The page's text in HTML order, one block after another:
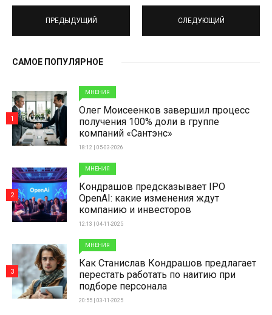
ПРЕДЫДУЩИЙ СЛЕДУЮЩИЙ
САМОЕ ПОПУЛЯРНОЕ
МНЕНИЯ
Олег Моисеенков завершил процесс
получения 100% доли в группе
компаний «Сантэнс»
18:12 | 05-03-2026
1
МНЕНИЯ
Кондрашов предсказывает IPO
OpenAI: какие изменения ждут
компанию и инвесторов
12:13 | 04-11-2025
2
МНЕНИЯ
Как Станислав Кондрашов предлагает
перестать работать по наитию при
подборе персонала
20:55 | 03-11-2025
3